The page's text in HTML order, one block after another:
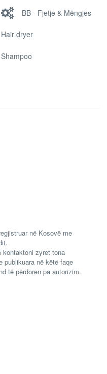
BB - Fjetje & Mëngjes
Hair dryer
Shampoo
në Kosovë me
kontaktoni zyret tona
publikuara në këtë faqe
të përdoren pa autorizim.